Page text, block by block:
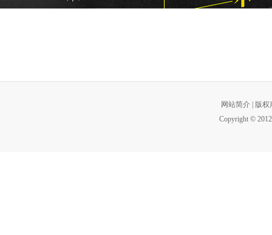
网站简介
版权
Copyright ©